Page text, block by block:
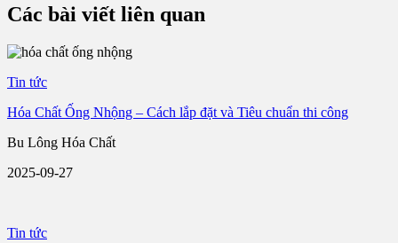
Các bài viết liên quan
Tin tức
Hóa Chất Ống Nhộng – Cách lắp đặt và Tiêu chuẩn thi công
Bu Lông Hóa Chất
2025-09-27
Tin tức